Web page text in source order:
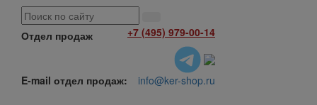
Отдел продаж +7 (495) 979-00-14
E-mail отдел продаж: info@ker-shop.ru